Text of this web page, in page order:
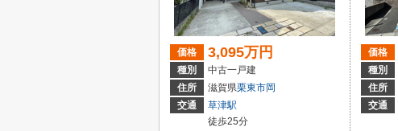
価格 3,095万円
種別
中古一戸建
住所
滋賀県栗東市岡
交通
草津駅
徒歩25分
価格
種別
住所
交通